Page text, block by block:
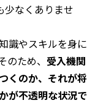
少なくありませ
識やスキルを身に
のため、 受入機関
くのか、それが将
が不透明な状況で